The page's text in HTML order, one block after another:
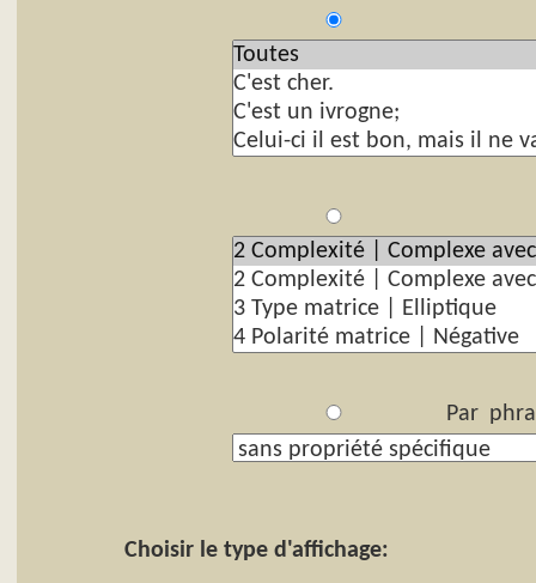
Par
Choisir le type d'affichage: